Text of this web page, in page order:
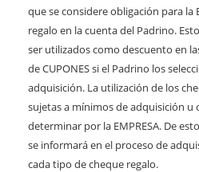
que se considere obligación para la
regalo en la cuenta del Padrino.
ser utilizados como descuento en
de CUPONES si el Padrino los
adquisición. La utilización de los
sujetas a mínimos de adquisición u
determinar por la EMPRESA. De
se informará en el proceso de
cada tipo de cheque regalo.